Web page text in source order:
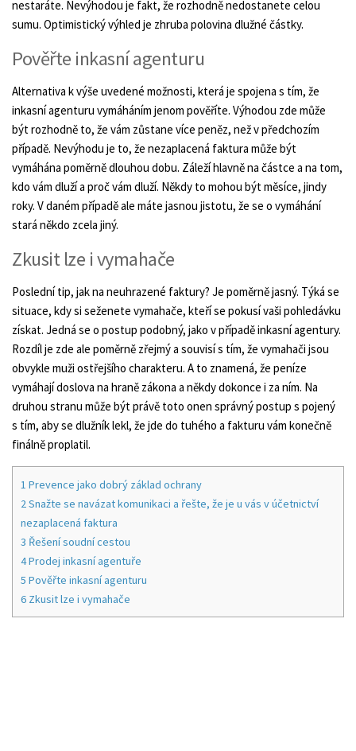
nestaráte. Nevýhodou je fakt, že rozhodně nedostanete celou
sumu. Optimistický výhled je zhruba polovina dlužné částky.
Pověřte inkasní agenturu
Alternativa k výše uvedené možnosti, která je spojena s tím, že
inkasní agenturu vymáháním jenom pověříte. Výhodou zde může
být rozhodně to, že vám zůstane více peněz, než v předchozím
případě. Nevýhodu je to, že nezaplacená faktura může být
vymáhána poměrně dlouhou dobu. Záleží hlavně na částce a na tom,
kdo vám dluží a proč vám dluží. Někdy to mohou být měsíce, jindy
roky. V daném případě ale máte jasnou jistotu, že se o vymáhání
stará někdo zcela jiný.
Zkusit lze i vymahače
Poslední tip, jak na neuhrazené faktury? Je poměrně jasný. Týká se
situace, kdy si seženete vymahače, kteří se pokusí vaši pohledávku
získat. Jedná se o postup podobný, jako v případě inkasní agentury.
Rozdíl je zde ale poměrně zřejmý a souvisí s tím, že vymahači jsou
obvykle muži ostřejšího charakteru. A to znamená, že peníze
vymáhají doslova na hraně zákona a někdy dokonce i za ním. Na
druhou stranu může být právě toto onen správný postup s pojený
s tím, aby se dlužník lekl, že jde do tuhého a fakturu vám konečně
finálně proplatil.
1 Prevence jako dobrý základ ochrany
2Snažte se navázat komunikaci a řešte, že je u vás v účetnictví
nezaplacená faktura
3 Řešení soudní cestou
4Prodej inkasní agentuře
5 Pověřte inkasní agenturu
6 Zkusit lze i vymahače